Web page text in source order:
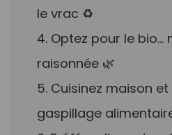
le vrac ♻️
4. Optez pour le bio…
raisonnée 🌿
5. Cuisinez maison
gaspillage